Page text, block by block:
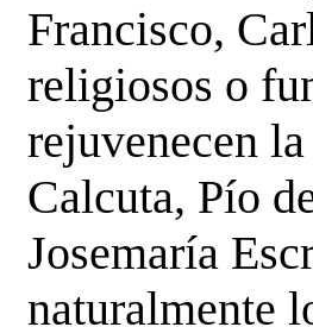
Francisco,
religiosos o
rejuvenecen
Calcuta, Pío
Josemaría
naturalmente